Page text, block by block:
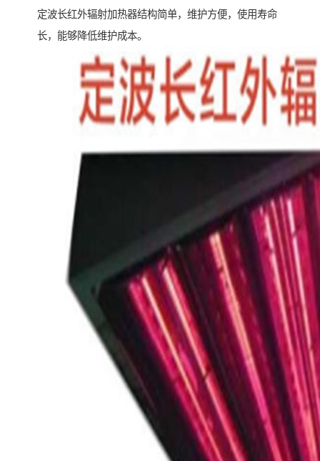
定波长红外辐射加热器结构简单，维护方便，使用寿命
长，能够降低维护成本。